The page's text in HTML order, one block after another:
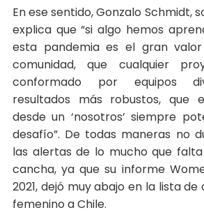
En ese sentido, Gonzalo Schmidt,
explica que “si algo hemos
esta pandemia es el gran
comunidad, que cualquier
conformado por equipos
resultados más robustos, que
desde un ‘nosotros’ siempre
desafío”. De todas maneras no
las alertas de lo mucho que
cancha, ya que su informe
2021, dejó muy abajo en la lista
femenino a Chile.